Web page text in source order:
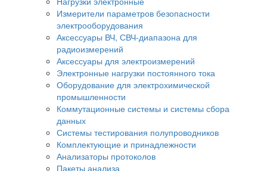
Измерители параметров безопасности
электрооборудования
Аксессуары ВЧ, СВЧ-диапазона для
радиоизмерений
Аксессуары для электроизмерений
Электронные нагрузки постоянного тока
Оборудование для электрохимической
промышленности
Коммутационные системы и системы сбора
данных
Системы тестирования полупроводников
Комплектующие и принадлежности
Анализаторы протоколов
Пакеты анализа